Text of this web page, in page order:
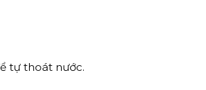
tự thoát nước.